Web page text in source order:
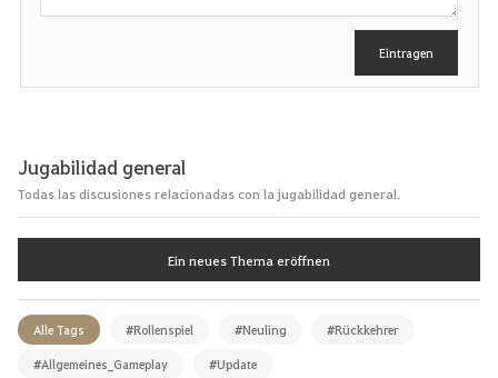
b
Eintragen
Jugabilidad general
Todas las discusiones relacionadas con la jugabilidad general.
Ein neues Thema eröffnen
Alle Tags #Rollenspiel #Neuling #Rückkehrer
#Allgemeines_Gameplay #Update